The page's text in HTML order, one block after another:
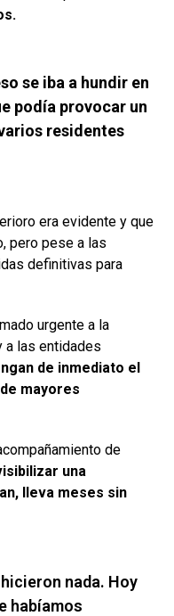
se iba a hundir en
podía provocar un
residentes
era evidente y que
pero pese a las
definitivas para
urgente a la
a las entidades
de inmediato el
mayores
de
una
lleva meses sin
nada. Hoy
habíamos